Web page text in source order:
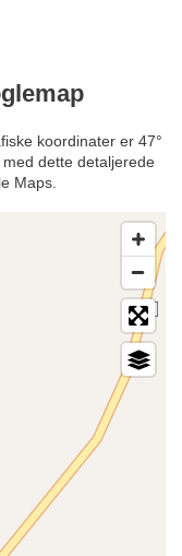
koordinater er 47°
med dette detaljerede
Maps.